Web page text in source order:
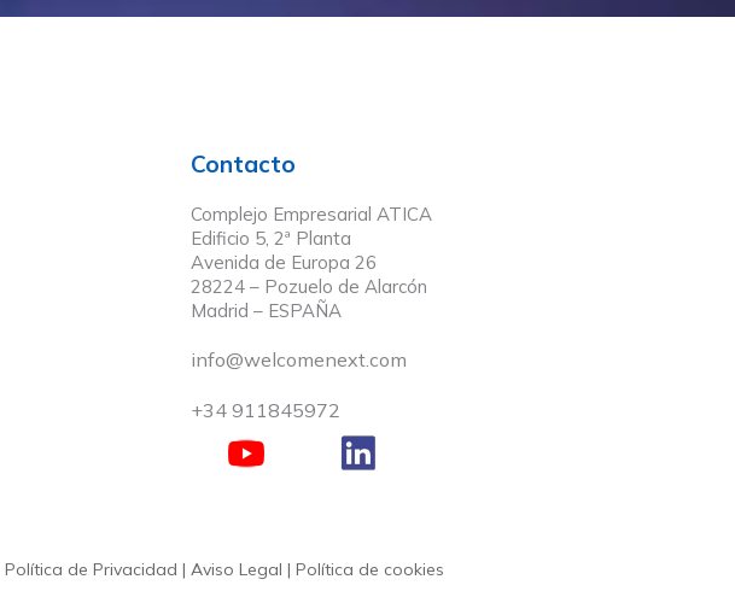
Contacto
Complejo Empresarial ATICA
Edificio 5, 2ª Planta
Avenida de Europa 26
28224 – Pozuelo de Alarcón
Madrid – ESPAÑA
info@welcomenext.com
+34 911845972
Política de Privacidad | Aviso Legal | Política de cookies